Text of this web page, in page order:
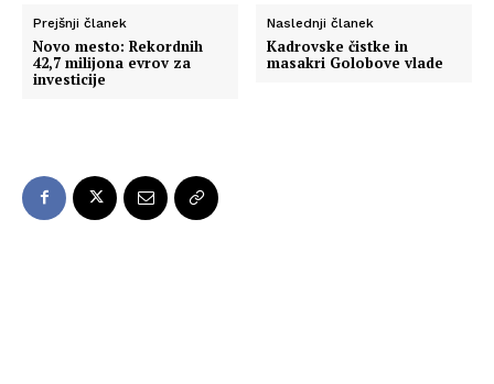
Prejšnji članek
Novo mesto: Rekordnih
42,7 milijona evrov za
investicije
Naslednji članek
Kadrovske čistke in
masakri Golobove vlade